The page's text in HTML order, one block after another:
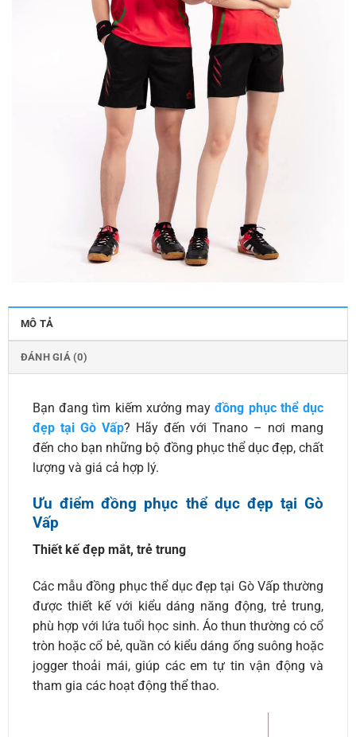
MÔ TẢ
ĐÁNH GIÁ (0)
Bạn đang tìm kiếm xưởng mayđồng phục thể dục
đẹp tại Gò Vấp? Hãy đến với Tnano – nơi mang
đến cho bạn những bộ đồng phục thể dục đẹp, chất
lượng và giá cả hợp lý.
Ưu điểm đồng phục thể dục đẹp tại Gò
Vấp
Thiết kế đẹp mắt, trẻ trung
Các mẫu đồng phục thể dục đẹp tại Gò Vấp thường
được thiết kế với kiểu dáng năng động, trẻ trung,
phù hợp với lứa tuổi học sinh. Áo thun thường có cổ
tròn hoặc cổ bẻ, quần có kiểu dáng ống suông hoặc
jogger thoải mái, giúp các em tự tin vận động và
tham gia các hoạt động thể thao.